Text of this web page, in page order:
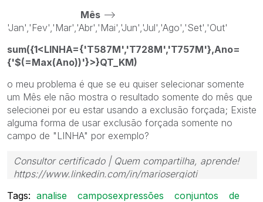
Mês -->
'Jan','Fev','Mar','Abr','Mai','Jun','Jul','Ago','Set','Out'
sum({1<LINHA={'T587M','T728M','T757M'},Ano=
{'$(=Max(Ano))'}>}QT_KM)
o meu problema é que se eu quiser selecionar somente
um Mês ele não mostra o resultado somente do mês que
selecionei por eu estar usando a exclusão forçada; Existe
alguma forma de usar exclusão forçada somente no
campo de "LINHA" por exemplo?
Consultor certificado | Quem compartilha, aprende!
https://www.linkedin.com/in/mariosergioti
Tags: analise camposexpressões conjuntos
de